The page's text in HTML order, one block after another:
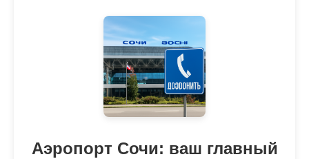
Аэропорт Сочи: ваш главный